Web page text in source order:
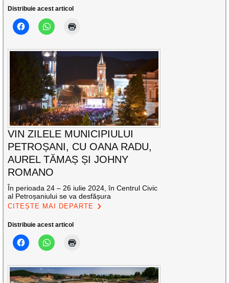
Distribuie acest articol
VIN ZILELE MUNICIPIULUI
PETROȘANI, CU OANA RADU,
AUREL TĂMAȘ ȘI JOHNY
ROMANO
În perioada 24 – 26 iulie 2024, în Centrul Civic
al Petroșaniului se va desfășura
CITEȘTE MAI DEPARTE
Distribuie acest articol